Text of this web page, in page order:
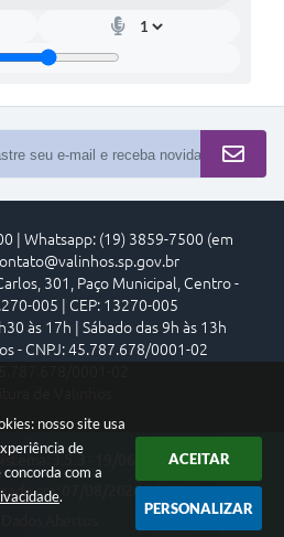
nosso site usa
de
com a
.
ACEITAR
PERSONALIZAR
| Whatsapp: (19) 3859-7500 (em
301, Paço Municipal, Centro -
005 | CEP: 13270-005
às 17h | Sábado das 9h às 13h
- CNPJ: 45.787.678/0001-02
3.5.3 - 19/06/2026
em:
07/08/2026 18:16